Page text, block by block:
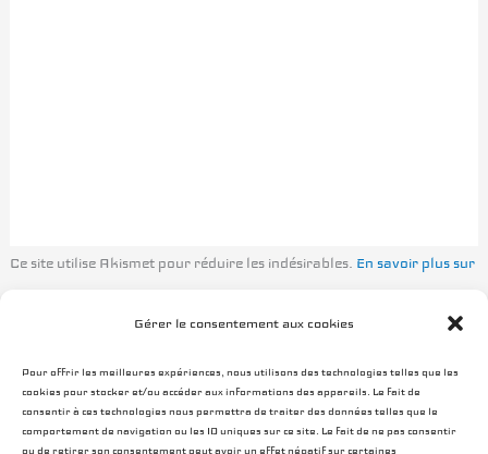
Gérer le consentement aux cookies
Pour offrir les meilleures expériences, nous utilisons des technologies telles que les
cookies pour stocker et/ou accéder aux informations des appareils. Le fait de
consentir à ces technologies nous permettra de traiter des données telles que le
comportement de navigation ou les ID uniques sur ce site. Le fait de ne pas consentir
ou de retirer son consentement peut avoir un effet négatif sur certaines
Ce site utilise Akismet pour réduire les indésirables. En savoir plus sur